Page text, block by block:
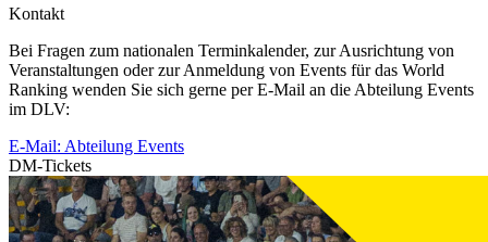
Kontakt
Bei Fragen zum nationalen Terminkalender, zur Ausrichtung von
Veranstaltungen oder zur Anmeldung von Events für das World
Ranking wenden Sie sich gerne per E-Mail an die Abteilung Events
im DLV:
E-Mail: Abteilung Events
DM-Tickets